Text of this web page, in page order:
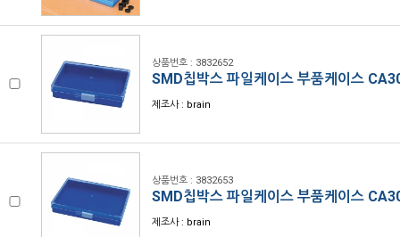
상품번호 : 3832652
SMD칩박스 파일케이스 부품케이스
제조사 : brain
상품번호 : 3832653
SMD칩박스 파일케이스 부품케이스
제조사 : brain